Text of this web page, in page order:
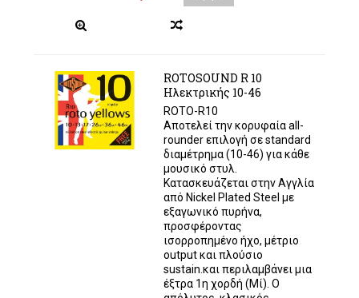
ROTOSOUND R 10
Ηλεκτρικής 10-46
ROTO-R10
Αποτελεί την κορυφαία all-
rounder επιλογή σε standard
διαμέτρημα (10-46) για κάθε
μουσικό στυλ.
Κατασκευάζεται στην Αγγλία
από Nickel Plated Steel με
εξαγωνικό πυρήνα,
προσφέροντας
ισορροπημένο ήχο, μέτριο
output και πλούσιο
sustain.και περιλαμβάνει μια
έξτρα 1η χορδή (Μί). Ο